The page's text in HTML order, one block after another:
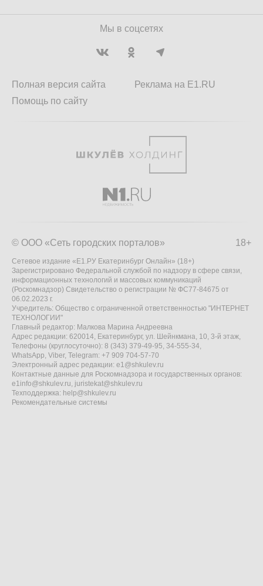
Мы в соцсетях
Полная версия сайта
Помощь по сайту
Реклама на E1.RU
18+
© ООО «Сеть городских порталов»
Сетевое издание «Е1.РУ Екатеринбург Онлайн» (18+)
Зарегистрировано Федеральной службой по надзору в сфере связи,
информационных технологий и массовых коммуникаций
(Роскомнадзор) Свидетельство о регистрации № ФС77-84675 от
06.02.2023 г.
Учредитель: Общество с ограниченной ответственностью "ИНТЕРНЕТ
ТЕХНОЛОГИИ"
Главный редактор: Малкова Марина Андреевна
Адрес редакции: 620014, Екатеринбург, ул. Шейнкмана, 10, 3-й этаж,
Телефоны (круглосуточно): 8 (343) 379-49-95, 34-555-34,
WhatsApp, Viber, Telegram: +7 909 704-57-70
Электронный адрес редакции: e1@shkulev.ru
Контактные данные для Роскомнадзора и государственных органов:
e1info@shkulev.ru, juristekat@shkulev.ru
Техподдержка: help@shkulev.ru
Рекомендательные системы